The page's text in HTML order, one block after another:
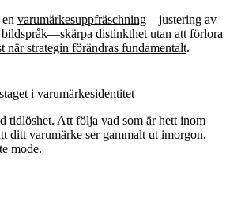
varumärkesuppfräschning—justering av
distinkthet utan att förlora
när strategin förändras fundamentalt.
i varumärkesidentitet
tidlöshet. Att följa vad som är hett inom
ditt varumärke ser gammalt ut imorgon.
mode.